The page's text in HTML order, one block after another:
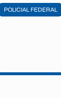
POLICIAL FEDERAL